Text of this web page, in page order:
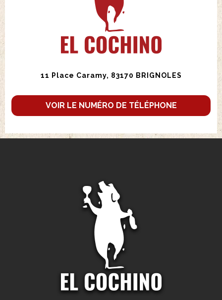
11 Place Caramy, 83170 BRIGNOLES
VOIR LE NUMÉRO DE TÉLÉPHONE